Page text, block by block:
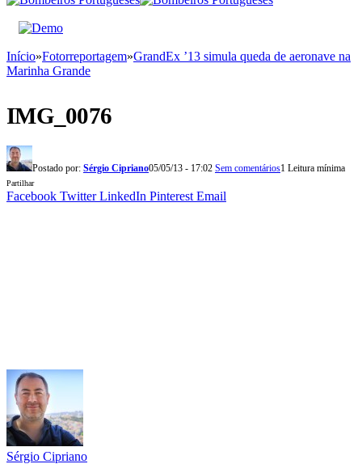
Início»Fotorreportagem»GrandEx ’13 simula queda de aeronave na
Marinha Grande
IMG_0076
Postado por: Sérgio Cipriano05/05/13 - 17:02 Sem comentários1 Leitura mínima
Partilhar
Facebook Twitter LinkedIn Pinterest Email
Sérgio Cipriano